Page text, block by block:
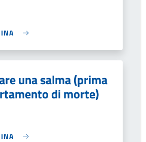
una salma (prima
di morte)